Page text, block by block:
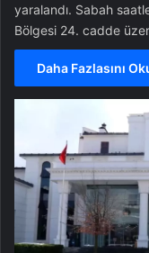
yaralandı. Sabah
Bölgesi 24. cadde
Daha Fazlasını